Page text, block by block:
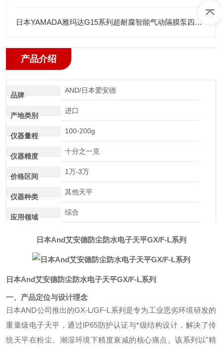
日本YAMADA雅玛达G15系列超耐腐智能气动隔膜泵四川代理店
产品介绍
品牌
AND/日本爱安德
产地类别
进口
仪器量程
100-200g
仪器精度
十分之一克
价格区间
1万-3万
仪器种类
其他天平
应用领域
综合
日本And艾安德防尘防水电子天平GX/F-L系列
日本And艾安德防尘防水电子天平GX/F-L系列
一、产品定位与设计理念
日本AND公司推出的GX-L/GF-L系列是专为工业恶劣环境研发的
重量级电子天平，通过IP65防护认证与*级结构设计，解决了传
统天平在粉尘、潮湿环境下精度衰减的核心痛点。该系列以"精